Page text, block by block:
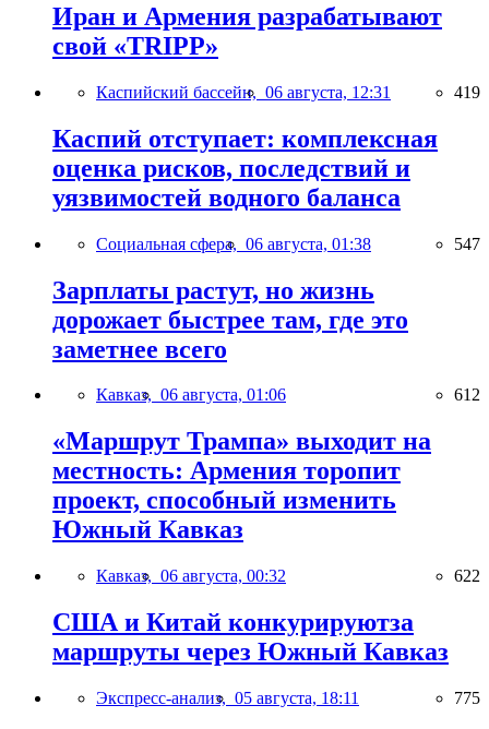
Иран и Армения разрабатывают
свой «TRIPP»
Каспийский бассейн, 06 августа, 12:31 419
Каспий отступает: комплексная
оценка рисков, последствий и
уязвимостей водного баланса
Социальная сфера, 06 августа, 01:38 547
Зарплаты растут, но жизнь
дорожает быстрее там, где это
заметнее всего
Кавказ, 06 августа, 01:06 612
«Маршрут Трампа» выходит на
местность: Армения торопит
проект, способный изменить
Южный Кавказ
Кавказ, 06 августа, 00:32 622
США и Китай конкурируютза
маршруты через Южный Кавказ
Экспресс-анализ, 05 августа, 18:11 775